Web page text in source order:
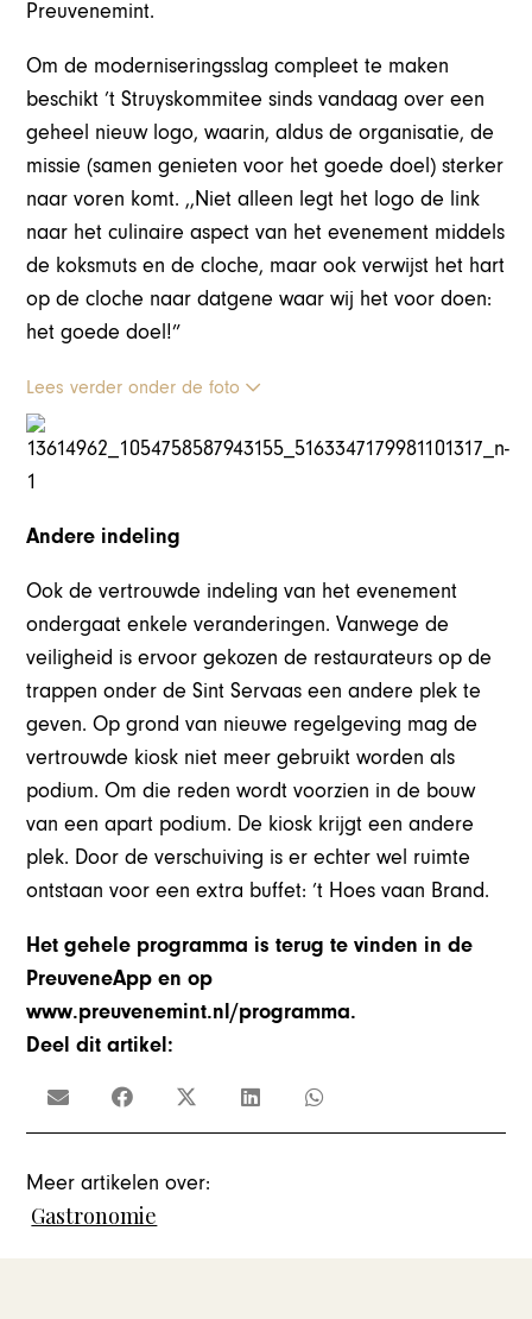
Preuvenemint.
Om de moderniseringsslag compleet te maken
beschikt ’t Struyskommitee sinds vandaag over een
geheel nieuw logo, waarin, aldus de organisatie, de
missie (samen genieten voor het goede doel) sterker
naar voren komt. ,,Niet alleen legt het logo de link
naar het culinaire aspect van het evenement middels
de koksmuts en de cloche, maar ook verwijst het hart
op de cloche naar datgene waar wij het voor doen:
het goede doel!”
Lees verder onder de foto
Andere indeling
Ook de vertrouwde indeling van het evenement
ondergaat enkele veranderingen. Vanwege de
veiligheid is ervoor gekozen de restaurateurs op de
trappen onder de Sint Servaas een andere plek te
geven. Op grond van nieuwe regelgeving mag de
vertrouwde kiosk niet meer gebruikt worden als
podium. Om die reden wordt voorzien in de bouw
van een apart podium. De kiosk krijgt een andere
plek. Door de verschuiving is er echter wel ruimte
ontstaan voor een extra buffet: ’t Hoes vaan Brand.
Het gehele programma is terug te vinden in de
PreuveneApp en op
www.preuvenemint.nl/programma.
Deel dit artikel:
Meer artikelen over:
Gastronomie